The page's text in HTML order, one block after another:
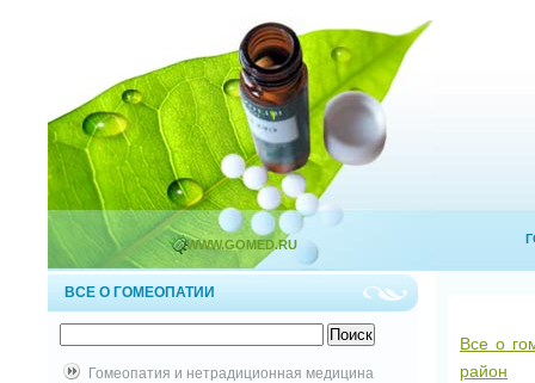
WWW.GOMED.RU
ВСЕ О ГОМЕОПАТИИ
Гомеопатия и нетрадиционная медицина
Все о
район